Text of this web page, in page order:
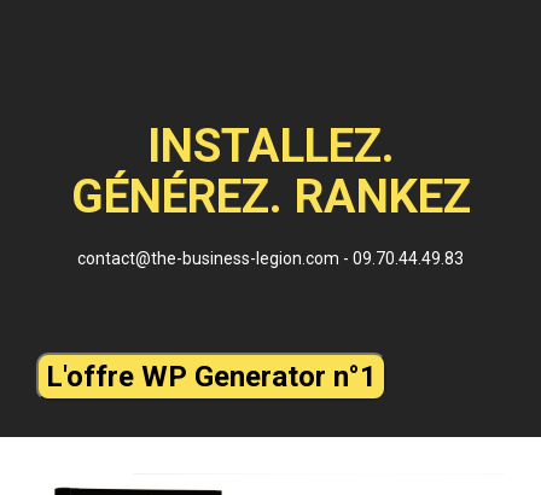
INSTALLEZ.
GÉNÉREZ. RANKEZ
contact@the-business-legion.com - 09.70.44.49.83
L'offre WP Generator n°1